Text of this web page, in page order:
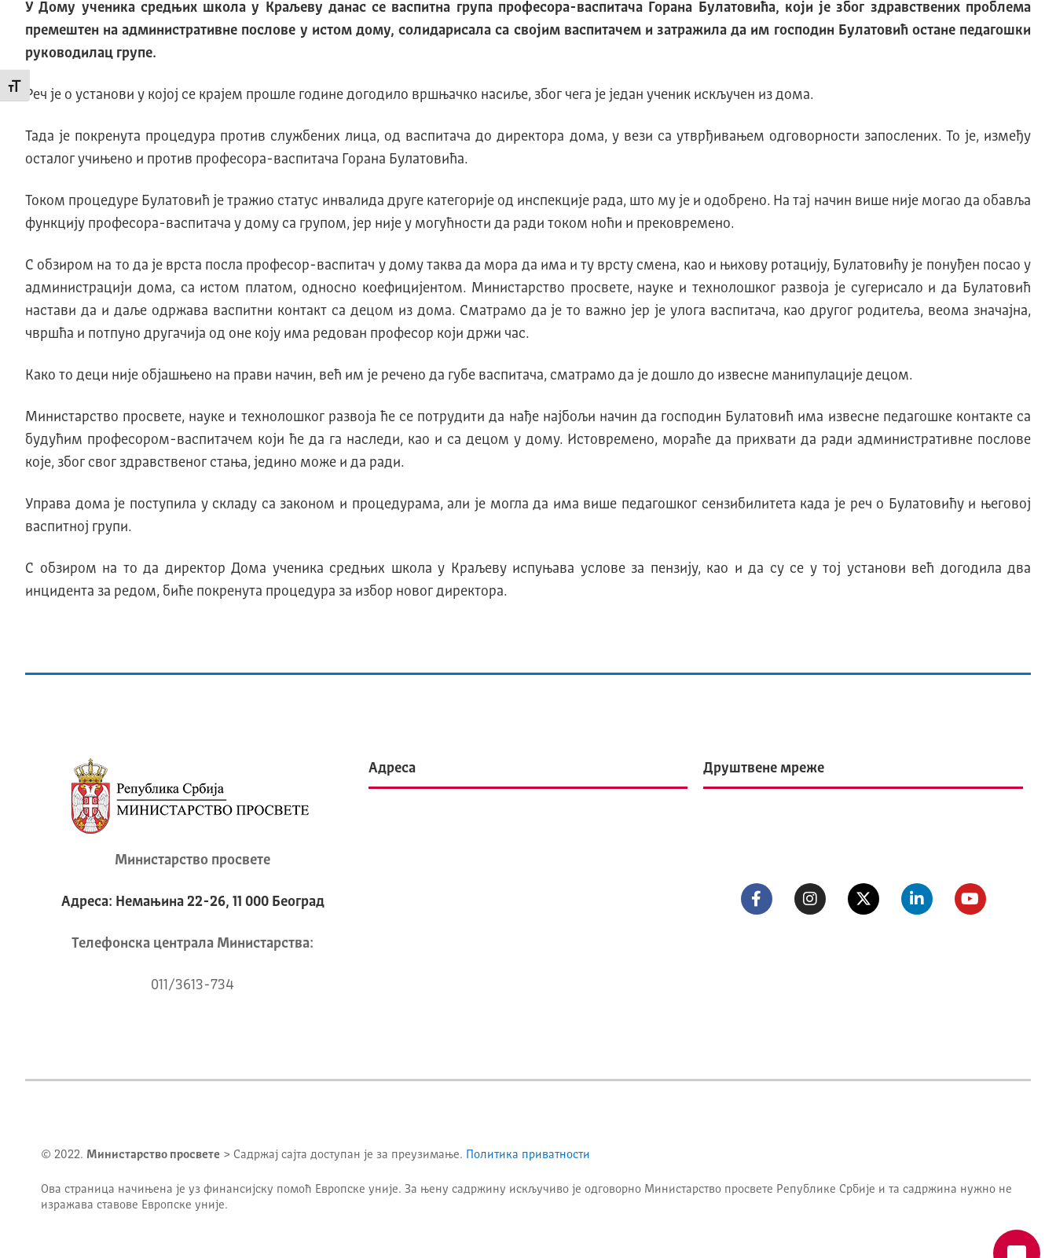
Промени величину слова
У Дому ученика средњих школа у Краљеву данас се васпитна група професора-васпитача Горана Булатовића, који је због здравствених проблема
премештен на административне послове у истом дому, солидарисала са својим васпитачем и затражила да им господин Булатовић остане педагошки
руководилац групе.
Реч је о установи у којој се крајем прошле године догодило вршњачко насиље, због чега је један ученик искључен из дома.
Тада је покренута процедура против службених лица, од васпитача до директора дома, у вези са утврђивањем одговорности запослених. То је, између
осталог учињено и против професора-васпитача Горана Булатовића.
Током процедуре Булатовић је тражио статус инвалида друге категорије од инспекције рада, што му је и одобрено. На тај начин више није могао да обавља
функцију професора-васпитача у дому са групом, јер није у могућности да ради током ноћи и прековремено.
С обзиром на то да је врста посла професор-васпитач у дому таква да мора да има и ту врсту смена, као и њихову ротацију, Булатовићу је понуђен посао у
администрацији дома, са истом платом, односно коефицијентом. Министарство просвете, науке и технолошког развоја је сугерисало и да Булатовић
настави да и даље одржава васпитни контакт са децом из дома. Сматрамо да је то важно јер је улога васпитача, као другог родитеља, веома значајна,
чвршћа и потпуно другачија од оне коју има редован професор који држи час.
Како то деци није објашњено на прави начин, већ им је речено да губе васпитача, сматрамо да је дошло до извесне манипулације децом.
Министарство просвете, науке и технолошког развоја ће се потрудити да нађе најбољи начин да господин Булатовић има извесне педагошке контакте са
будућим професором-васпитачем који ће да га наследи, као и са децом у дому. Истовремено, мораће да прихвати да ради административне послове
које, због свог здравственог стања, једино може и да ради.
Управа дома је поступила у складу са законом и процедурама, али је могла да има више педагошког сензибилитета када је реч о Булатовићу и његовој
васпитној групи.
С обзиром на то да директор Дома ученика средњих школа у Краљеву испуњава услове за пензију, као и да су се у тој установи већ догодила два
инцидента за редом, биће покренута процедура за избор новог директора.
Министарство просвете
Адреса: Немањина 22-26, 11 000 Београд
Телeфонска централа Mинистарства:
011/3613-734
Адреса Друштвене мреже
© 2022. Министарство просвете > Садржај сајта доступан је за преузимање. Политика приватности
Ова страница начињена је уз финансијску помоћ Европске уније. За њену садржину искључиво је одговорно Министарство просвете Републике Србије и та садржина нужно не
изражава ставове Европске уније.